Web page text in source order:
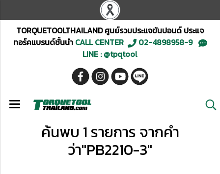
TORQUETOOLTHAILAND ศูนย์รวมประแจขันปอนด์ ประแจ
ทอร์คแบรนด์ชั้นนำCALL CENTER
02-4898958-9
LINE : @tpqtool
ค้นพบ 1 รายการ จากคำ
ว่า"PB2210-3"